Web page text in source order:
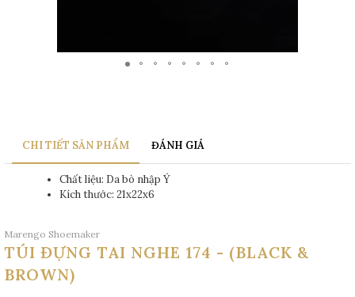
CHI TIẾT SẢN PHẨM ĐÁNH GIÁ
Chất liệu: Da bò nhập Ý
Kích thước: 21x22x6
Marengo Shoemaker
TÚI ĐỰNG TAI NGHE 174 - (BLACK &
BROWN)